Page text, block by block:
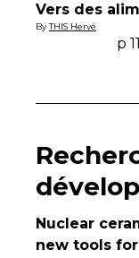
Vers des
ByTHIS Hervé
p 11
Nuclear
new tools